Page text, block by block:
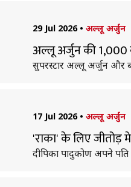
29 Jul 2026 • अल्लू अर्जुन
अल्लू अर्जुन की 1,000
सुपरस्टार अल्लू अर्जुन और
17 Jul 2026 • अल्लू अर्जुन
'राका' के लिए जीतोड़
दीपिका पादुकोण अपने